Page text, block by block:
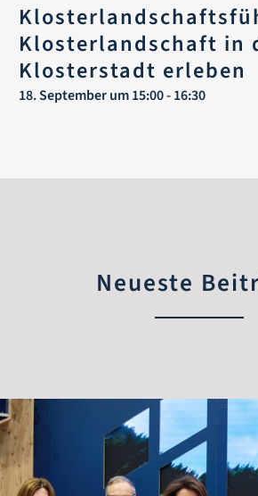
Klosterlandschaft in
Klosterstadt erleben
18. September um 15:00-16:30
Neueste